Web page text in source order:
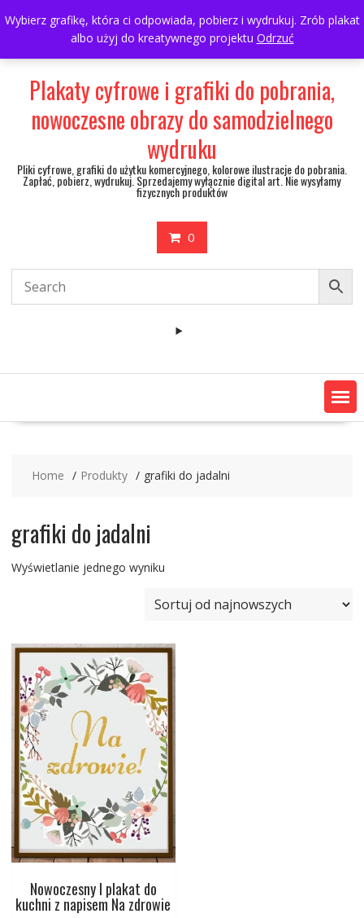
Wybierz grafikę, która ci odpowiada, pobierz i wydrukuj. Zrób plakat
albo użyj do kreatywnego projektu Odrzuć
to
697063361
walulik@gmail.com
My Account
Plakaty cyfrowe i grafiki do pobrania,
nowoczesne obrazy do samodzielnego
wydruku
Pliki cyfrowe, grafiki do użytku komercyjnego, kolorowe ilustracje do pobrania.
Zapłać, pobierz, wydrukuj. Sprzedajemy wyłącznie digital art. Nie wysyłamy
fizycznych produktów
0
Home Produkty grafiki do jadalni
grafiki do jadalni
Wyświetlanie jednego wyniku
Nowoczesny I plakat do
kuchni z napisem Na zdrowie